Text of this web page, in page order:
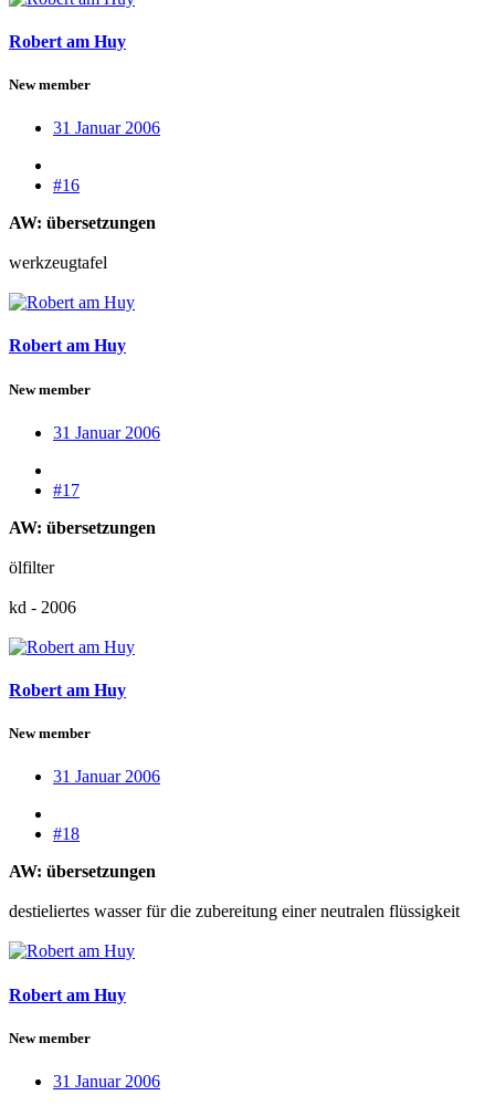
Robert am Huy
New member
31 Januar 2006
#16
AW: übersetzungen
werkzeugtafel
Robert am Huy
New member
31 Januar 2006
#17
AW: übersetzungen
ölfilter
kd - 2006
Robert am Huy
New member
31 Januar 2006
#18
AW: übersetzungen
destieliertes wasser für die zubereitung einer neutralen flüssigkeit
Robert am Huy
New member
31 Januar 2006